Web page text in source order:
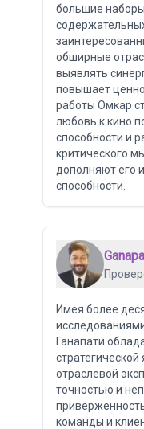
большие
обширные
выявлять
повышает
работы Омкар
любовь к кино
способности и
критического
дополняют его
способности.
Имея более
Ганапати
стратегической
отраслевой
точностью и
команды и